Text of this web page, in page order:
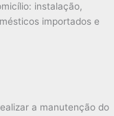
instalação,
importados e
a manutenção do